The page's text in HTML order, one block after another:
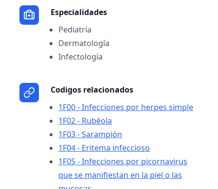
Especialidades
Pediatría
Dermatología
Infectología
Codigos relacionados
1F00 - Infecciones por herpes simple
1F02 - Rubéola
1F03 - Sarampión
1F04 - Eritema infeccioso
1F05 - Infecciones por picornavirus
que se manifiestan en la piel o las